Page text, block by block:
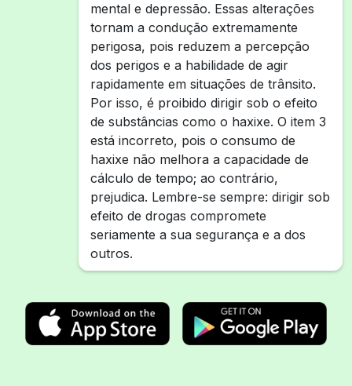
mental e depressão. Essas alterações
tornam a condução extremamente
perigosa, pois reduzem a percepção
dos perigos e a habilidade de agir
rapidamente em situações de trânsito.
Por isso, é proibido dirigir sob o efeito
de substâncias como o haxixe. O item 3
está incorreto, pois o consumo de
haxixe não melhora a capacidade de
cálculo de tempo; ao contrário,
prejudica. Lembre-se sempre: dirigir sob
efeito de drogas compromete
seriamente a sua segurança e a dos
outros.